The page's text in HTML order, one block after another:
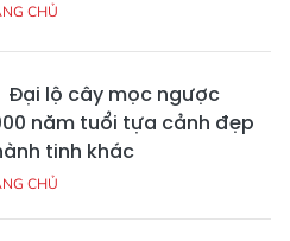
CHỦ
Đại lộ cây mọc ngược
năm tuổi tựa cảnh đẹp
tinh khác
CHỦ